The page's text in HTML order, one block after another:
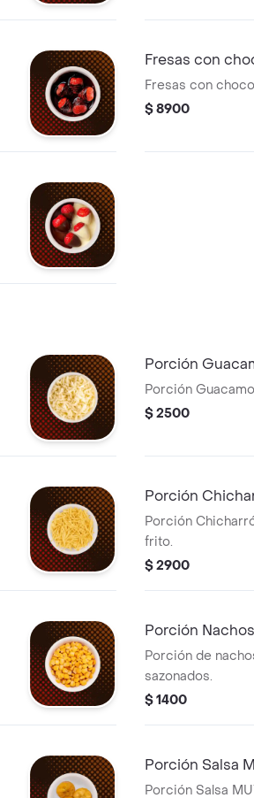
Fresas con
Fresas con
$ 8900
Porción
Porción
$ 2500
Porción
Porción
frito.
$ 2900
Porción Nachos
Porción de
sazonados.
$ 1400
Porción Salsa
Porción Salsa